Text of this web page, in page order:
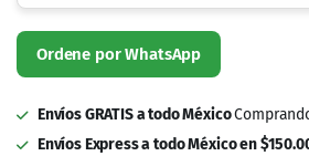
Envíos GRATIS a todo México
Envíos Express a todo México en $150.00